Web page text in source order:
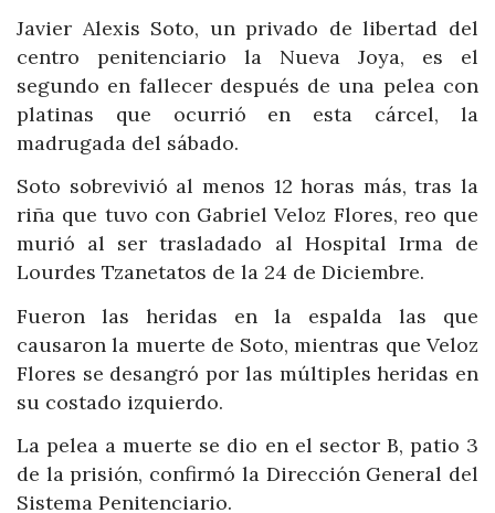
Javier Alexis Soto, un privado de libertad del
centro penitenciario la Nueva Joya, es el
segundo en fallecer después de una pelea con
platinas que ocurrió en esta cárcel, la
madrugada del sábado.
Soto sobrevivió al menos 12 horas más, tras la
riña que tuvo con Gabriel Veloz Flores, reo que
murió al ser trasladado al Hospital Irma de
Lourdes Tzanetatos de la 24 de Diciembre.
Fueron las heridas en la espalda las que
causaron la muerte de Soto, mientras que Veloz
Flores se desangró por las múltiples heridas en
su costado izquierdo.
La pelea a muerte se dio en el sector B, patio 3
de la prisión, confirmó la Dirección General del
Sistema Penitenciario.